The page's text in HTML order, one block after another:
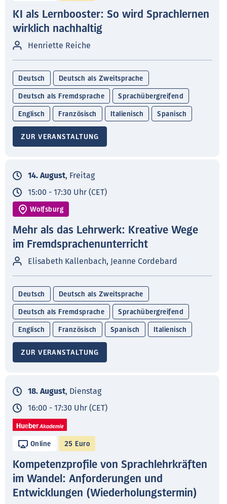
KI als Lernbooster: So wird Sprachlernen
wirklich nachhaltig
Henriette Reiche
Deutsch Deutsch als Zweitsprache
Deutsch als Fremdsprache Sprachübergreifend
Englisch Französisch Italienisch Spanisch
ZUR VERANSTALTUNG
14. August, Freitag
15:00 - 17:30 Uhr (CET)
Wolfsburg
Mehr als das Lehrwerk: Kreative Wege
im Fremdsprachenunterricht
Elisabeth Kallenbach, Jeanne Cordebard
Deutsch Deutsch als Zweitsprache
Deutsch als Fremdsprache Sprachübergreifend
Englisch Französisch Spanisch Italienisch
ZUR VERANSTALTUNG
18. August, Dienstag
16:00 - 17:30 Uhr (CET)
Online 25 Euro
Kompetenzprofile von Sprachlehrkräften
im Wandel: Anforderungen und
Entwicklungen (Wiederholungstermin)